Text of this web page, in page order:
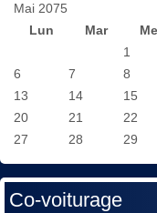
Mai 2075
Lun
Mar
1
6
7 8
13
14 15
20
21 22
27
28 29
Co-voiturage